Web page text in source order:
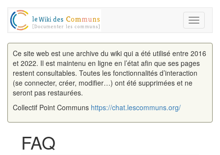
Toggle
Ce site web est une archive du wiki qui a été utilisé entre 2016
et 2022. Il est maintenu en ligne en l’état afin que ses pages
restent consultables. Toutes les fonctionnalités d’interaction
(se connecter, créer, modifier…) ont été supprimées et ne
seront pas restaurées.
Collectif Point Communs https://chat.lescommuns.org/
FAQ